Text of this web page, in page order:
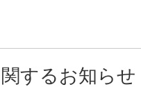
するお知らせ